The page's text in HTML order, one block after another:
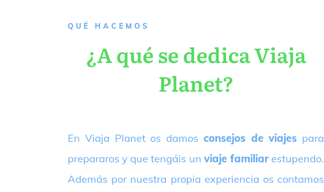
QUÉ HACEMOS
¿A qué se dedica Viaja
Planet?
En Viaja Planet os damos consejos de viajes para
prepararos y que tengáis un viaje familiarestupendo.
Además por nuestra propia experiencia os contamos